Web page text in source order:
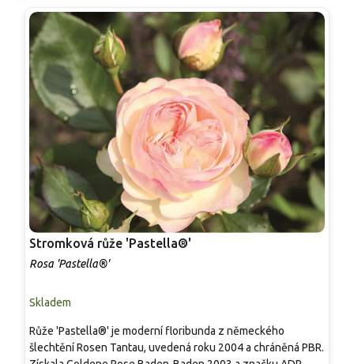
Stromková růže 'Pastella®'
Rosa 'Pastella®'
Skladem
Růže 'Pastella®' je moderní floribunda z německého
šlechtění Rosen Tantau, uvedená roku 2004 a chráněná PBR.